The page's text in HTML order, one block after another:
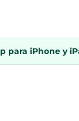
para iPhone y